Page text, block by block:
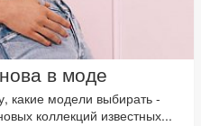
в моде
какие модели выбирать -
коллекций известных...